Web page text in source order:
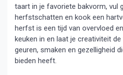
taart in je favoriete bakvorm, vul
herfstschatten en kook een
herfst is een tijd van overvloed
keuken in en laat je creativiteit
geuren, smaken en gezelligheid
bieden heeft.